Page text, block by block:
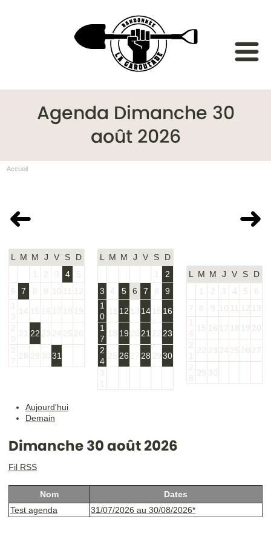
Agenda Dimanche 30
août 2026
Accueil
Juillet 2026
L M M J V S
D
1
2 3 4
5
6
7 8 9 10 11 12
1
3
14 15 16 17 18 19
2
0
21 22 23 24 25 26
2
7
28 29 3031
L M M J V S
D
1
2
3
4 5 6 7 8
9
1
0
11 12 13 14 15 16
1
7
18 19 20 21 22 23
2
4
25 26 27 28 2930
3
1
Septembre
L M M J V S
D
1
2 3 4 5
6
7
8 9 10 11 12 13
1
4
15 16 17 18 19 20
2
1
22 23 24 25 26 27
2
8
29 30
Aujourd'hui
Demain
Dimanche 30 août 2026
Fil RSS
Nom
Dates
Test agenda
31/07/2026 au 30/08/2026*